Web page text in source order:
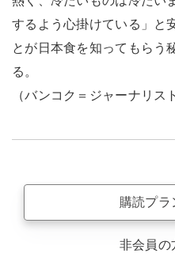
するよう心掛けている」と
とが日本食を知ってもらう
る。
（バンコク＝ジャーナリス
購読プラ
非会員の